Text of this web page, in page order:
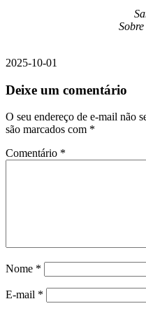
2025-10-01
Deixe um comentário
O seu endereço de e-mail não
são marcados com *
Comentário *
Nome *
E-mail *